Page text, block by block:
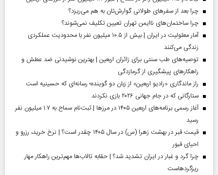
چرا بعد از سفرهای طولانی گوارش‌تان به هم می‌ریزد؟
چرا ساختمان‌های ناایمن تهران تعیین تکلیف نمی‌شوند؟
آمار معلولیت در ایران | بیش از ۱۰.۵ میلیون نفر با محدودیت عملکردی
زندگی می‌کنند
توصیه‌های طب سنتی برای زائران اربعین | بهترین نوشیدنی ضد عطش و
راهکارهای پیشگیری از گرمازدگی
راز ماندگاری «رادیو اربعین» از زبان دو گوینده؛ رسانه‌ای که حسینیه است
ستارگانی که در جام جهانی ۲۰۲۶ بازی نکردند
آغاز رسمی برنامه‌های اربعین ۱۴۰۵ در مرز‌ها | ثبت‌نام سماح به ۱.۷ میلیون نفر
رسید
قیمت قبر در بهشت زهرا (س) در سال ۱۴۰۵ چقدر است؟ | نرخ خرید، رزرو و
احیای قبور
چرا گرد و غبار در ایران تشدید شد؟ | حقابه تالاب‌ها مهم‌ترین راهکار مهار
ریزگردهاست